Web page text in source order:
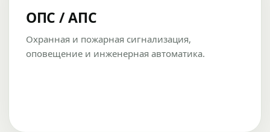
ОПС / АПС
Охранная и пожарная сигнализация,
оповещение и инженерная автоматика.